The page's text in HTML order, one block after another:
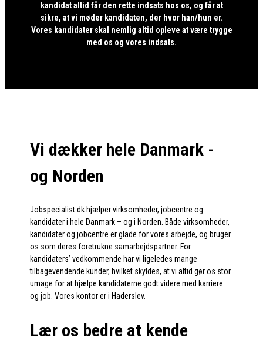
kandidat altid får den rette indsats hos os, og får at
sikre, at vi møder kandidaten, der hvor han/hun er.
Vores kandidater skal nemlig altid opleve at være trygge
med os og vores indsats.
Vi dækker hele Danmark -
og Norden
Jobspecialist.dk hjælper virksomheder, jobcentre og
kandidater i hele Danmark – og i Norden. Både virksomheder,
kandidater og jobcentre er glade for vores arbejde, og bruger
os som deres foretrukne samarbejdspartner. For
kandidaters’ vedkommende har vi ligeledes mange
tilbagevendende kunder, hvilket skyldes, at vi altid gør os stor
umage for at hjælpe kandidaterne godt videre med karriere
og job. Vores kontor er i Haderslev.
Lær os bedre at kende